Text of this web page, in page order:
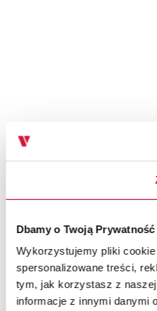
Dbamy o Twoją Prywatność
Wykorzystujemy pliki
spersonalizowane treści,
tym, jak korzystasz z
informacje z innymi danymi